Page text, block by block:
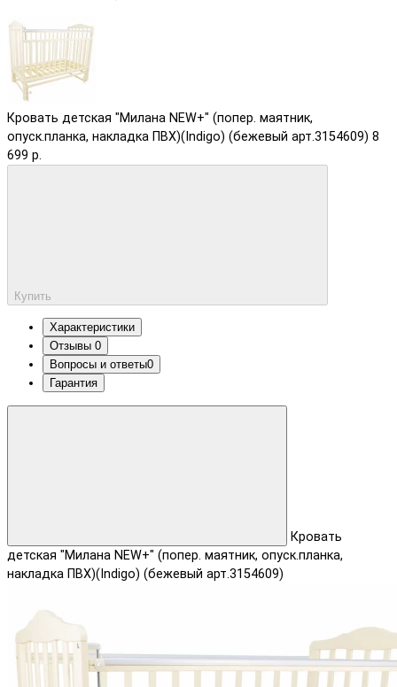
Кровать детская "Милана NEW+" (попер. маятник,
опуск.планка, накладка ПВХ)(Indigo) (бежевый арт.3154609) 8
699 р.
Купить
Характеристики
Отзывы 0
Вопросы и ответы0
Гарантия
Кровать
детская "Милана NEW+" (попер. маятник, опуск.планка,
накладка ПВХ)(Indigo) (бежевый арт.3154609)